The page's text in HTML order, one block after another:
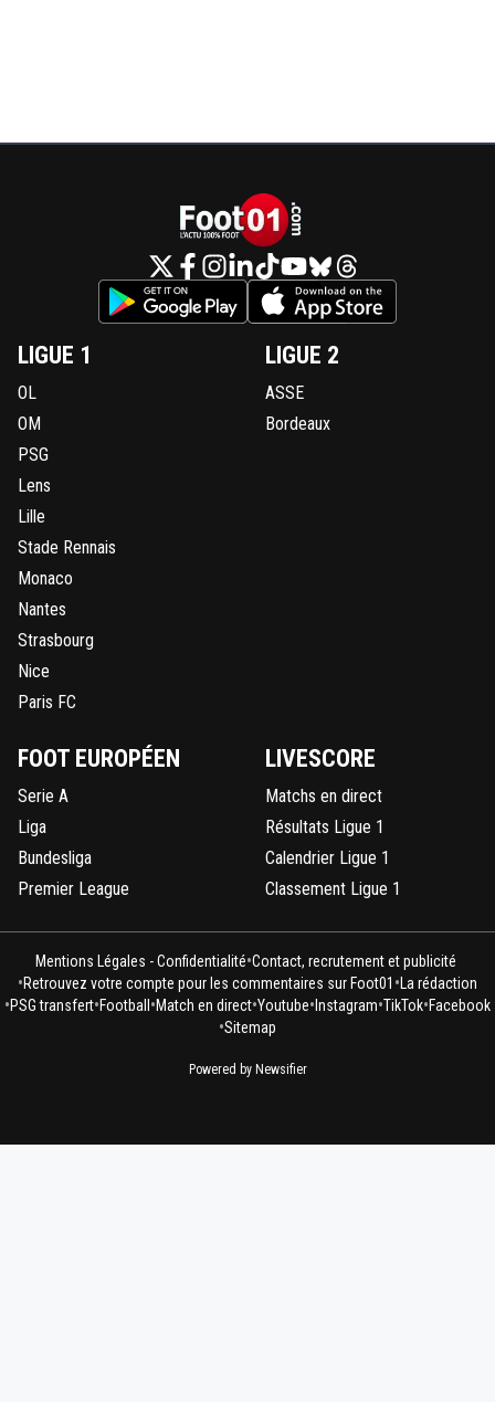
LIGUE 1
OL
OM
PSG
Lens
Lille
Stade Rennais
Monaco
Nantes
Strasbourg
Nice
Paris FC
LIGUE 2
ASSE
Bordeaux
FOOT EUROPÉEN
Serie A
Liga
Bundesliga
Premier League
LIVESCORE
Matchs en direct
Résultats Ligue 1
Calendrier Ligue 1
Classement Ligue 1
Mentions Légales - Confidentialité•Contact, recrutement et publicité
•Retrouvez votre compte pour les commentaires sur Foot01 • La rédaction
•PSG transfert•Football •Match en direct•Youtube• Instagram•TikTok•Facebook
•Sitemap
Powered by Newsifier